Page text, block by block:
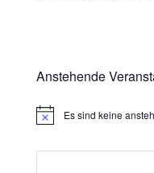
Anstehende
HinweisEs sind keine